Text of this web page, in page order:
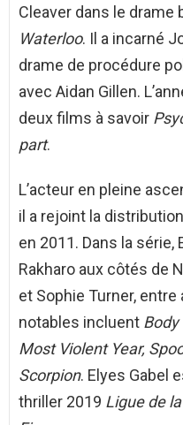
Cleaver dans le drame
Waterloo. Il a incarné
drame de procédure
avec Aidan Gillen.
deux films à savoir
part.
L’acteur en pleine
il a rejoint la
en 2011. Dans la série,
Rakharo aux côtés de
et Sophie Turner,
notables incluent Body
Most Violent Year,
Scorpion. Elyes Gabel
thriller 2019 Ligue de